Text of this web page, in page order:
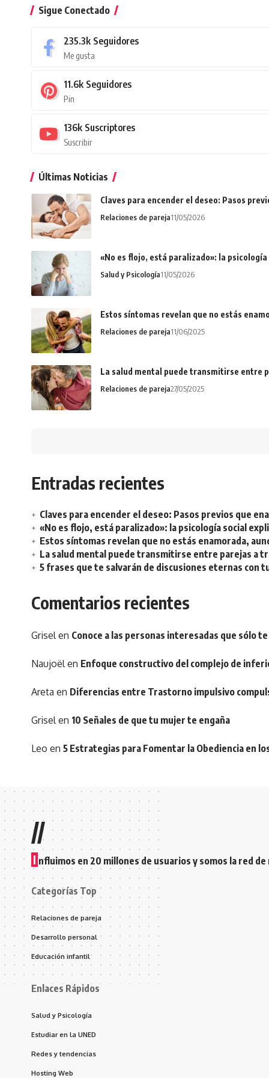
Sigue Conectado
235.3k Seguidores
Me gusta
11.6k Seguidores
Pin
136k Suscriptores
Suscribir
Últimas Noticias
Claves para encender el deseo: Pasos
Relaciones de pareja11/05/2026
«No es flojo, está paralizado»: la
Salud y Psicología11/05/2026
Estos síntomas revelan que no estás
Relaciones de pareja11/06/2025
La salud mental puede transmitirse entre
Relaciones de pareja27/05/2025
Entradas recientes
Claves para encender el deseo: Pasos previos que
«No es flojo, está paralizado»: la psicología social
Estos síntomas revelan que no estás enamorada,
La salud mental puede transmitirse entre parejas a
5 frases que te salvarán de discusiones eternas con
Comentarios recientes
Griselen Conoce a las personas interesadas que sólo
Naujoëlen Enfoque constructivo del complejo de
Areta en Diferencias entre Trastorno impulsivo
Griselen 10 Señales de que tu mujer te engaña
Leo en 5 Estrategias para Fomentar la Obediencia en
//
I nfluimos en 20 millones de usuarios y somos la red
Categorías Top
Relaciones de pareja
Desarrollo personal
Educación infantil
Enlaces Rápidos
Salud y Psicología
Estudiar en la UNED
Redes y tendencias
Hosting Web